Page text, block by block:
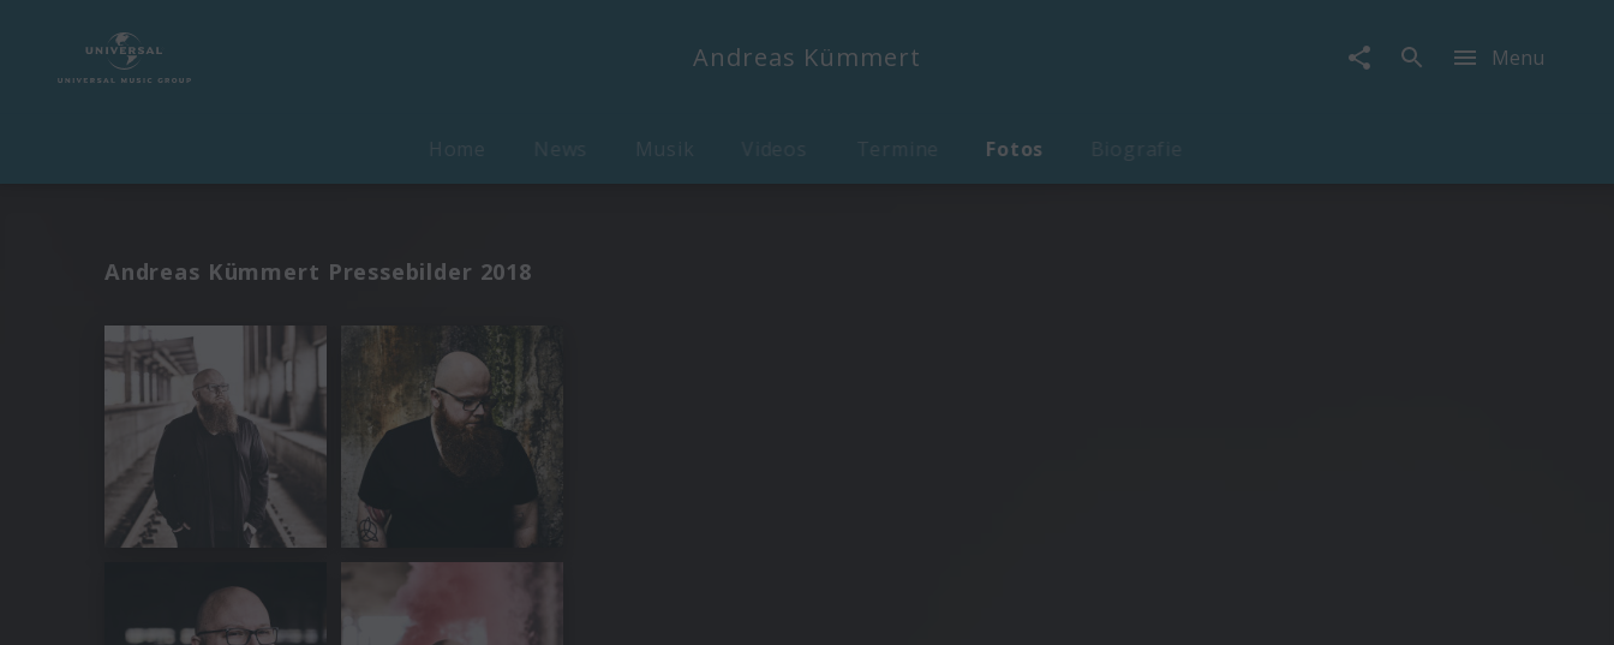
Andreas Kümmert Menu
Home News Musik Videos Termine Fotos Biografie
Andreas Kümmert Pressebilder 2018